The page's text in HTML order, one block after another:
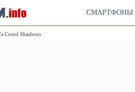
СМАРТФОНЫ
Creed Shadows